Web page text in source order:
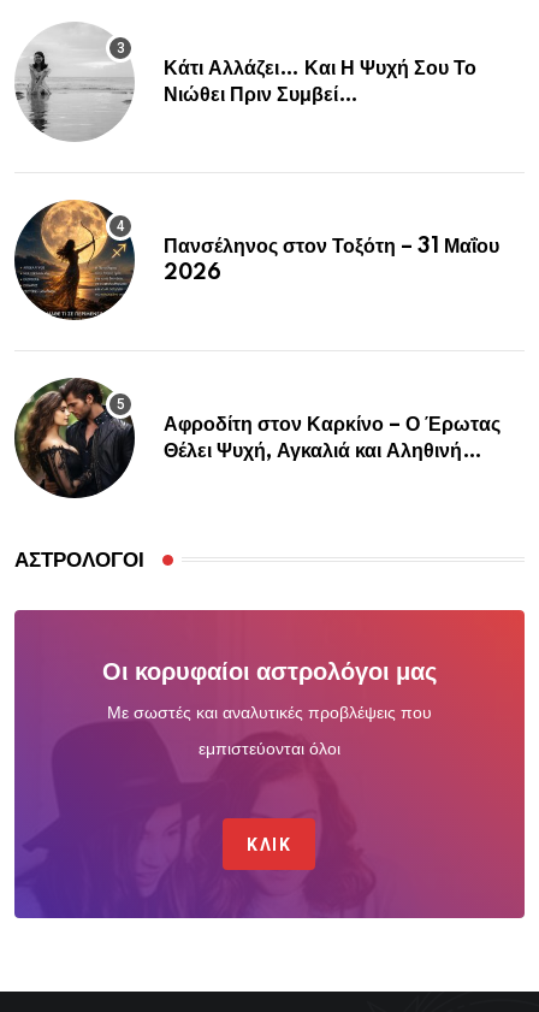
Κάτι Αλλάζει… Και Η Ψυχή Σου Το
Νιώθει Πριν Συμβεί…
Πανσέληνος στον Τοξότη – 31 Μαΐου
2026
Αφροδίτη στον Καρκίνο – Ο Έρωτας
Θέλει Ψυχή, Αγκαλιά και Αληθινή
ΑΣΤΡΟΛΌΓΟΙ
Οι κορυφαίοι αστρολόγοι μας
Με σωστές και αναλυτικές προβλέψεις που
εμπιστεύονται όλοι
ΚΛΙΚ